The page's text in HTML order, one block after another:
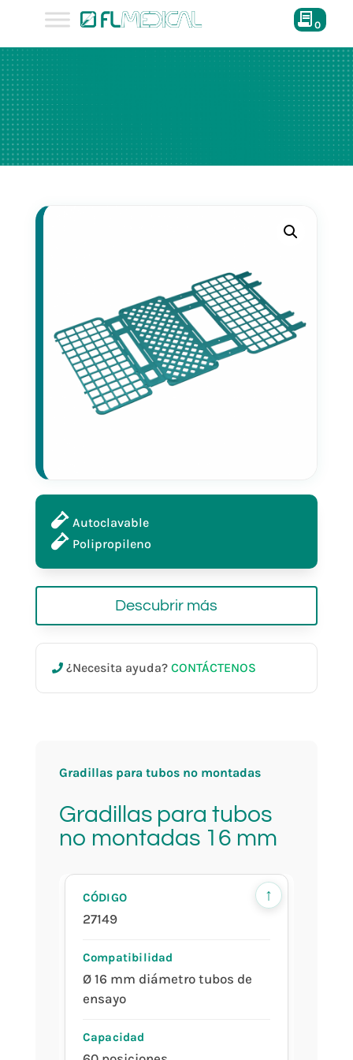
0
Autoclavable
Polipropileno
Descubrir más
¿Necesita ayuda? CONTÁCTENOS
Gradillas para tubos no montadas
Gradillas para tubos
no montadas 16 mm
Ø 16 mm diámetro tubos de
ensayo
27147
Ø 16 mm diámetro tubos de
60 posiciones
Amarillo
Ø 16 mm diámetro tubos de
60 posiciones
Verde
27149
Ø 16 mm diámetro tubos de
ensayo
↑